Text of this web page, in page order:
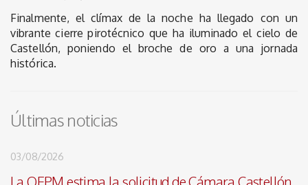
Finalmente, el clímax de la noche ha llegado con un
vibrante cierre pirotécnico que ha iluminado el cielo de
Castellón, poniendo el broche de oro a una jornada
histórica.
Últimas noticias
03/08/2026
La OEPM estima la solicitud de Cámara Castellón